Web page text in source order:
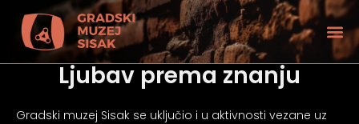
Ljubav prema znanju
Gradski muzej Sisak se uključio i u aktivnosti vezane uz